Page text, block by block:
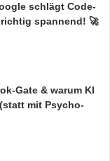
schlägt Code-
richtig spannend! 🚀
Gate & warum KI
mit Psycho-